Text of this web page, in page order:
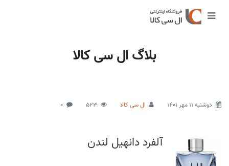
بلاگ ال سی کالا
دوشنبه 11 مهر 1401 ال سی کالا 523
0
آلفرد دانهیل لندن